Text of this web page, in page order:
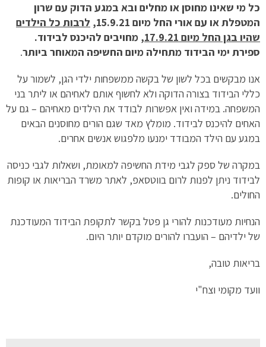
כל מי שאינו מחוסן או מחלים ובא במגע הדוק עם שרון
המטפלת או עם אורי החל מיום 15.9.21,
לרבות כל הילדים
שהיו בגן החל מיום 17.9.21
, מחויבים להיכנס לבידוד.
ספירת ימי הבידוד מתחילה מיום החשיפה המאוחר ביותר.
אנו מבקשים בכל לשון של בקשה ממשפחות ילדי הגן, לשמור על
כללי הבידוד בצורה הדוקה ולא לחשוף אותם לאחיהם או ליתר בני
המשפחה. במידה ואין אפשרות לבודד את הילדים מאחיהם – גם על
האחים להיכנס לבידוד. מומלץ מאד שגם הורים מחוסנים הבאים
במגע עם הילד המבודד ימנעו מלפגוש אנשים אחרים.
במקרה של ספק לגבי מידת החשיפה למאומת, ושאלות לגבי כניסה
לבידוד ניתן לפנות לרום בווטסאפ, לאתר משרד הבריאות או קופות
החולים.
הנחיות מעודכנות להורי גן פטל בקשר לתקופת הבידוד המעודכנת
של ילדיהם – הועברו להורים מוקדם יותר היום.
בריאות טובה,
וועד מקומי וצח"י